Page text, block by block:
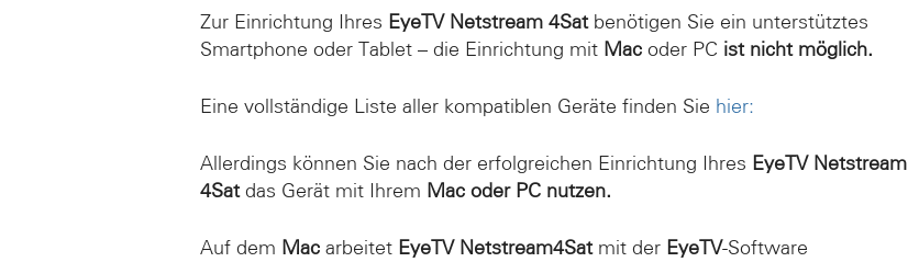
Zur Einrichtung Ihres EyeTV Netstream 4Satbenötigen Sie ein unterstütztes
Smartphone oder Tablet – die Einrichtung mit Mac oder PC ist nicht möglich.
Eine vollständige Liste aller kompatiblen Geräte finden Sie hier:
Allerdings können Sie nach der erfolgreichen Einrichtung Ihres EyeTV Netstream
4Satdas Gerät mit Ihrem Mac oder PC nutzen.
Auf dem Mac arbeitet EyeTV Netstream4Satmit der EyeTV-Software